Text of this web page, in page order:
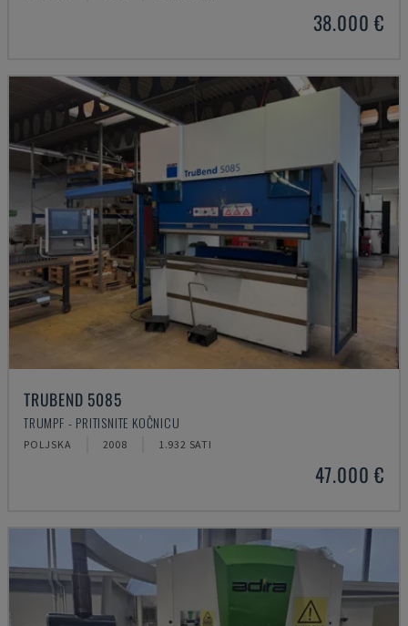
38.000 €
TRUBEND 5085
TRUMPF - PRITISNITE KOČNICU
POLJSKA 2008 1.932 SATI
47.000 €